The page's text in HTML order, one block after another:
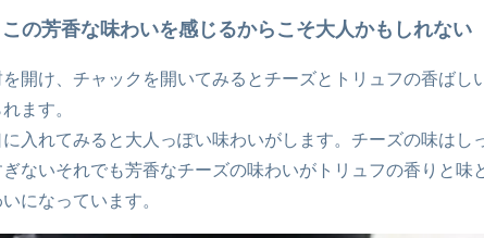
この芳香な味わいを感じるからこそ大人かもしれない
開け、チャックを開いてみるとチーズとトリュフの香ばし
ます。
入れてみると大人っぽい味わいがします。チーズの味はし
ないそれでも芳香なチーズの味わいがトリュフの香りと味
になっています。